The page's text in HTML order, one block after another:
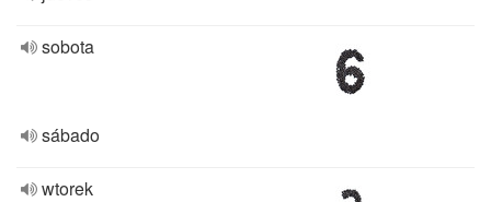
sobota
sábado
wtorek